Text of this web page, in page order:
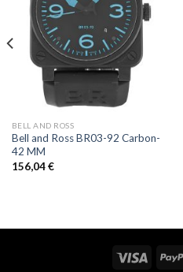
BELL AND ROSS
Bell and Ross BR03-92 Carbon-
42 MM
156,04€